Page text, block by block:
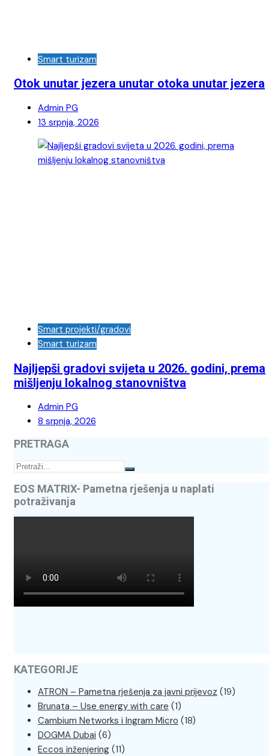
Smart turizam
Otok unutar jezera unutar otoka unutar jezera
Admin PG
13 srpnja, 2026
Smart projekti/gradovi
Smart turizam
Najljepši gradovi svijeta u 2026. godini, prema
mišljenju lokalnog stanovništva
Admin PG
8 srpnja, 2026
PRETRAGA
EOS MATRIX- Pametna rješenja u naplati
potraživanja
KATEGORIJE
ATRON – Pametna rješenja za javni prijevoz (19)
Brunata – Use energy with care (1)
Cambium Networks i Ingram Micro (18)
DOGMA Dubai (6)
Eccos inženjering (11)